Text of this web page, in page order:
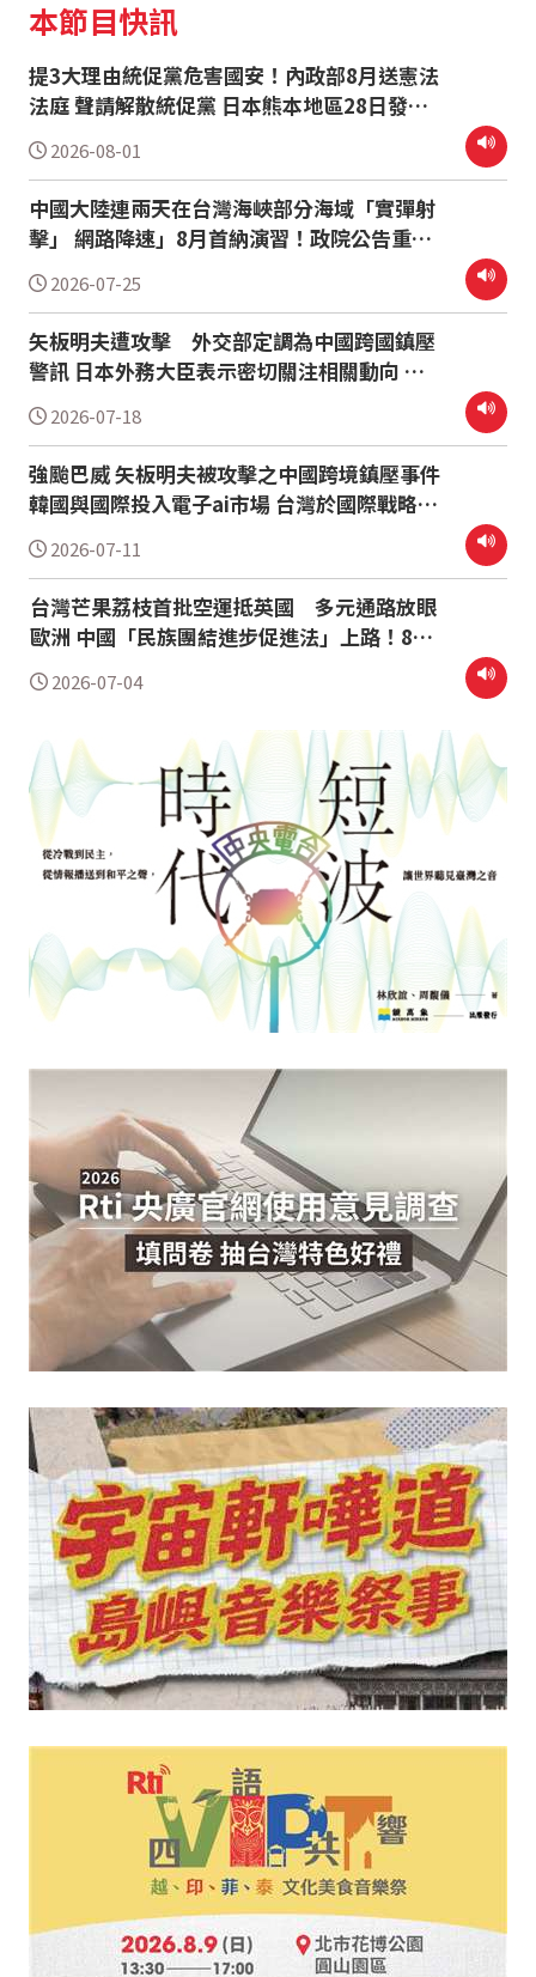
本節目快訊
提3大理由統促黨危害國安！內政部8月送憲法
法庭 聲請解散統促黨 日本熊本地區28日發生
芮氏規模7.1強震 外交部捐500萬助熊本重建
賴清德：日本有需要台灣搜救隊馬上出發
2026-08-01
中國大陸連兩天在台灣海峽部分海域「實彈射
擊」 網路降速」8月首納演習！政院公告重要
時程 台經院上修今年經濟成長率至10.38%
台灣各機構最高
2026-07-25
矢板明夫遭攻擊 外交部定調為中國跨國鎮壓
警訊 日本外務大臣表示密切關注相關動向 南
海仲裁案裁決10週年 14國聯合發表聲明 中國
強烈不接受
2026-07-18
強颱巴威 矢板明夫被攻擊之中國跨境鎮壓事件
韓國與國際投入電子ai市場 台灣於國際戰略與
經濟地位關鍵重要
2026-07-11
台灣芒果荔枝首批空運抵英國 多元通路放眼
歐洲 中國「民族團結進步促進法」上路！8類
人出國要注意 行政院召開軍公教員工待遇審
議委員會 送院會討論後將盡快實施
2026-07-04